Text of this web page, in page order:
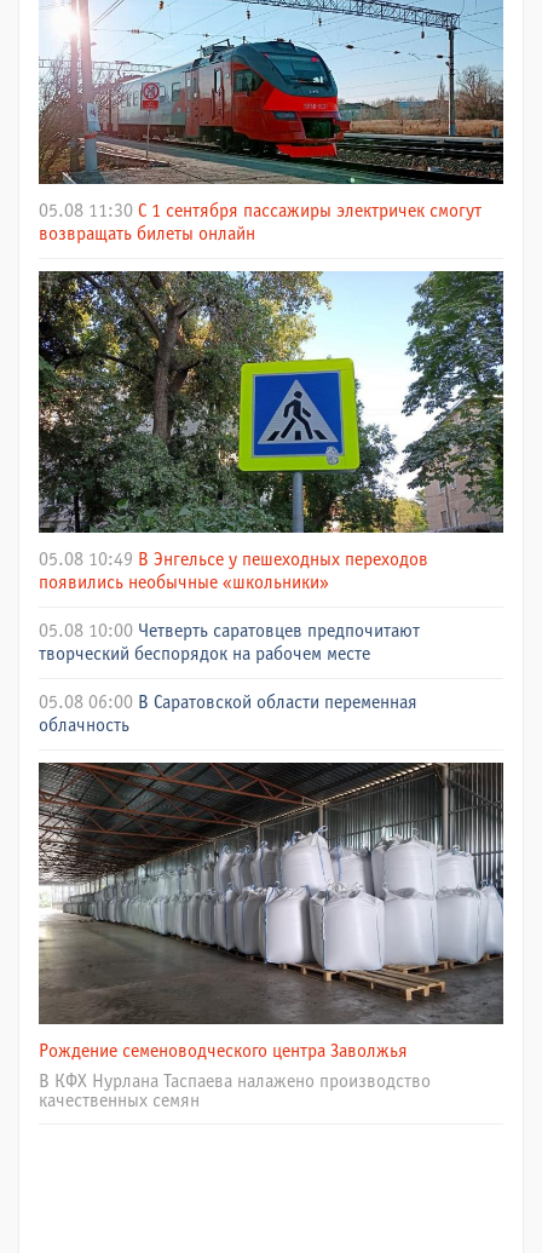
05.08 11:30 С 1 сентября пассажиры электричек смогут
возвращать билеты онлайн
05.08 10:49 В Энгельсе у пешеходных переходов
появились необычные «школьники»
05.08 10:00 Четверть саратовцев предпочитают
творческий беспорядок на рабочем месте
05.08 06:00 В Саратовской области переменная
облачность
Рождение семеноводческого центра Заволжья
В КФХ Нурлана Таспаева налажено производство
качественных семян